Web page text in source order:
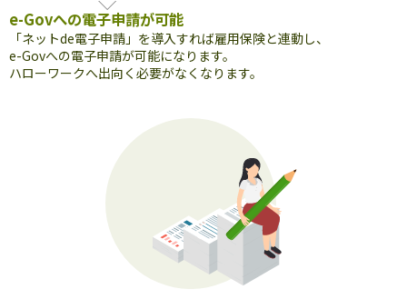
e-Govへの電子申請が可能
「ネットde電子申請」を導入すれば雇用保険と連動し、
e-Govへの電子申請が可能になります。
ハローワークへ出向く必要がなくなります。